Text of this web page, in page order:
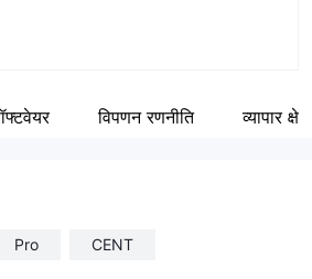
विपणन रणनीति व्यापार
Pro CENT